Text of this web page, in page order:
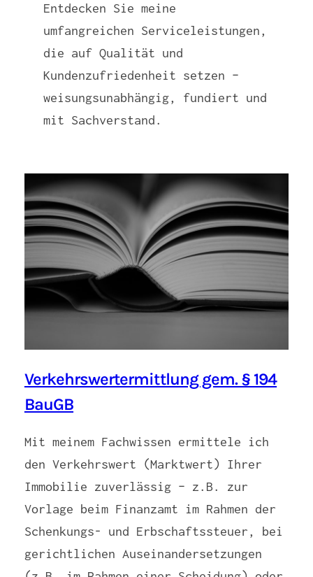
Entdecken Sie meine
umfangreichen Serviceleistungen,
die auf Qualität und
Kundenzufriedenheit setzen –
weisungsunabhängig, fundiert und
mit Sachverstand.
Verkehrswertermittlung gem. § 194
BauGB
Mit meinem Fachwissen ermittele ich
den Verkehrswert (Marktwert) Ihrer
Immobilie zuverlässig – z.B. zur
Vorlage beim Finanzamt im Rahmen der
Schenkungs- und Erbschaftssteuer, bei
gerichtlichen Auseinandersetzungen